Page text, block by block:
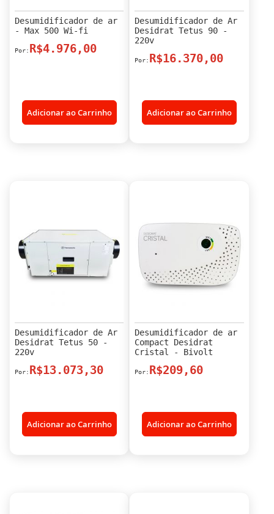
Desumidificador de ar
- Max 500 Wi-fi
R$4.976,00
Adicionar ao Carrinho
Desumidificador de Ar
Desidrat Tetus 90 -
220v
R$16.370,00
Adicionar ao Carrinho
Desumidificador de Ar
Desidrat Tetus 50 -
220v
R$13.073,30
Adicionar ao Carrinho
Desumidificador de ar
Compact Desidrat
Cristal - Bivolt
R$209,60
Adicionar ao Carrinho